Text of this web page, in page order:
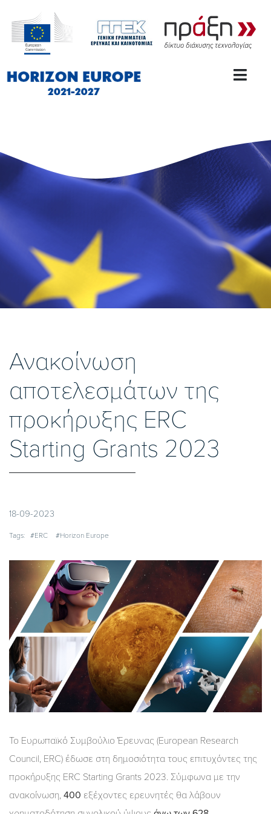
Ανακοίνωση
αποτελεσμάτων της
προκήρυξης ERC
Starting Grants 2023
18-09-2023
Tags: #ERC #Horizon Europe
Το Ευρωπαϊκό Συμβούλιο Έρευνας (European Research
Council, ERC) έδωσε στη δημοσιότητα τους επιτυχόντες της
προκήρυξης ERC Starting Grants 2023. Σύμφωνα με την
ανακοίνωση, 400 εξέχοντες ερευνητές θα λάβουν